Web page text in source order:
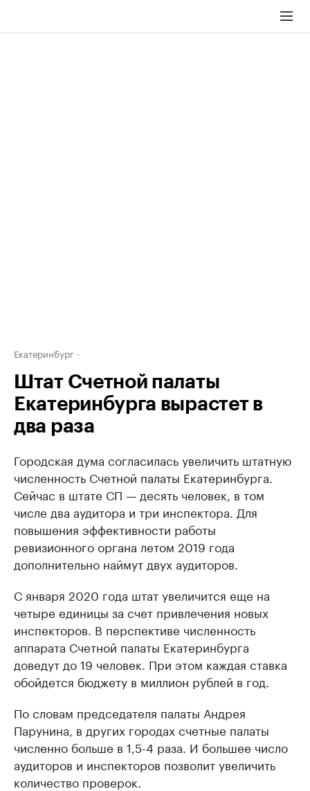
Екатеринбург
Штат Счетной палаты
Екатеринбурга вырастет в
два раза
Городская дума согласилась увеличить штатную
численность Счетной палаты Екатеринбурга.
Сейчас в штате СП — десять человек, в том
числе два аудитора и три инспектора. Для
повышения эффективности работы
ревизионного органа летом 2019 года
дополнительно наймут двух аудиторов.
С января 2020 года штат увеличится еще на
четыре единицы за счет привлечения новых
инспекторов. В перспективе численность
аппарата Счетной палаты Екатеринбурга
доведут до 19 человек. При этом каждая ставка
обойдется бюджету в миллион рублей в год.
По словам председателя палаты Андрея
Парунина, в других городах счетные палаты
численно больше в 1,5-4 раза. И большее число
аудиторов и инспекторов позволит увеличить
количество проверок.